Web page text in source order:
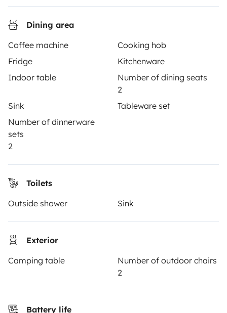
Dining area
Coffee machine
Cooking hob
Fridge
Kitchenware
Indoor table
Number of dining seats
2
Sink
Tableware set
Number of dinnerware
sets
2
Toilets
Outside shower
Sink
Exterior
Camping table
Number of outdoor chairs
2
Battery life
How it works
Hire a motorhome
Driving a motorhome for the first time
Reviews from our users
Help Centre for travellers
OWNERS
Create a listing
Rental Agreement
Insurance for hiring out
Breakdown assistance